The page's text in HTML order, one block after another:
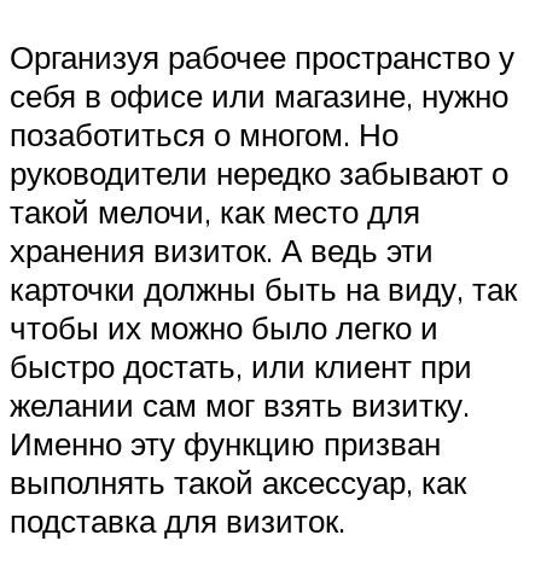
Организуя рабочее пространство у
себя в офисе или магазине, нужно
позаботиться о многом. Но
руководители нередко забывают о
такой мелочи, как место для
хранения визиток. А ведь эти
карточки должны быть на виду, так
чтобы их можно было легко и
быстро достать, или клиент при
желании сам мог взять визитку.
Именно эту функцию призван
выполнять такой аксессуар, как
подставка для визиток.